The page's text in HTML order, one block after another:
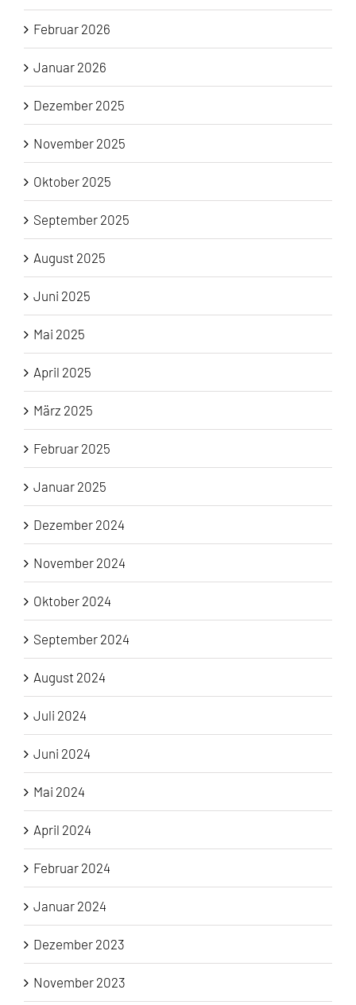
Februar 2026
Januar 2026
Dezember 2025
November 2025
Oktober 2025
September 2025
August 2025
Juni 2025
Mai 2025
April 2025
März 2025
Februar 2025
Januar 2025
Dezember 2024
November 2024
Oktober 2024
September 2024
August 2024
Juli 2024
Juni 2024
Mai 2024
April 2024
Februar 2024
Januar 2024
Dezember 2023
November 2023